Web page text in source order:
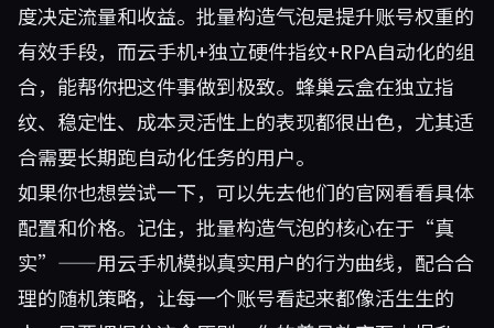
度决定流量和收益。批量构造气泡是提升账号权重的
有效手段，而云手机+独立硬件指纹+RPA自动化的组
合，能帮你把这件事做到极致。蜂巢云盒在独立指
纹、稳定性、成本灵活性上的表现都很出色，尤其适
合需要长期跑自动化任务的用户。
如果你也想尝试一下，可以先去他们的官网看看具体
配置和价格。记住，批量构造气泡的核心在于“真
实”——用云手机模拟真实用户的行为曲线，配合合
理的随机策略，让每一个账号看起来都像活生生的